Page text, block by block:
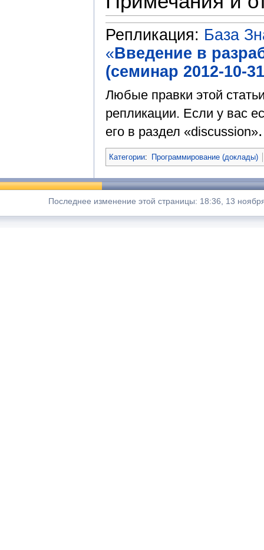
Репликация: База
«Введение в
(семинар 2012-10-
Любые правки этой
репликации. Если у вас
его в раздел «discussion».
Категории: Программирование (доклады)
Последнее изменение этой страницы: 18:36, 13